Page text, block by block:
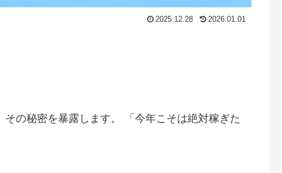
2025.12.28 2026.01.01
その秘密を暴露します。 「今年こそは絶対稼ぎた